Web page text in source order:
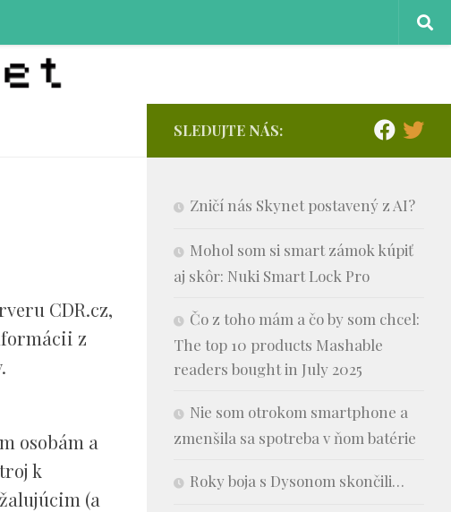
CDR.cz,
z
osobám a
k
(a
SLEDUJTE NÁS:
Zničí nás Skynet postavený z AI?
Mohol som si smart zámok kúpiť
aj skôr: Nuki Smart Lock Pro
Čo z toho mám a čo by som chcel:
The top 10 products Mashable
readers bought in July 2025
Nie som otrokom smartphone a
zmenšila sa spotreba v ňom batérie
Roky boja s Dysonom skončili…